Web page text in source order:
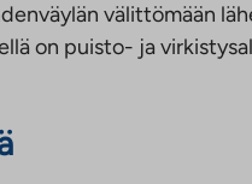
välittömään
on puisto- ja